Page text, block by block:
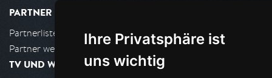
Ihre Privatsphäre ist
uns wichtig
PARTNER
Partnerliste
Partner werden
TV UND WOHNZIMMER